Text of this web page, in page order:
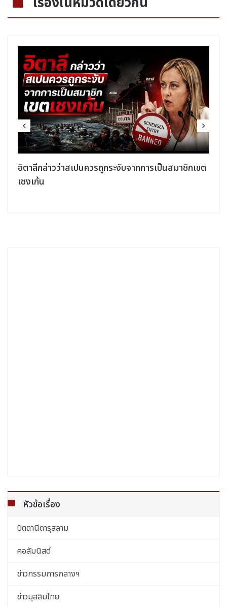
อิตาลีกล่าวว่าสเปนควรถูกระงับจากการเป็นสมาชิกเขต
เชงเก้น
หัวข้อเรื่อง
ปัตตานีดารุสลาม
คอลัมนิสต์
ข่าวกรรมการกลางฯ
ข่าวมุสลิมไทย